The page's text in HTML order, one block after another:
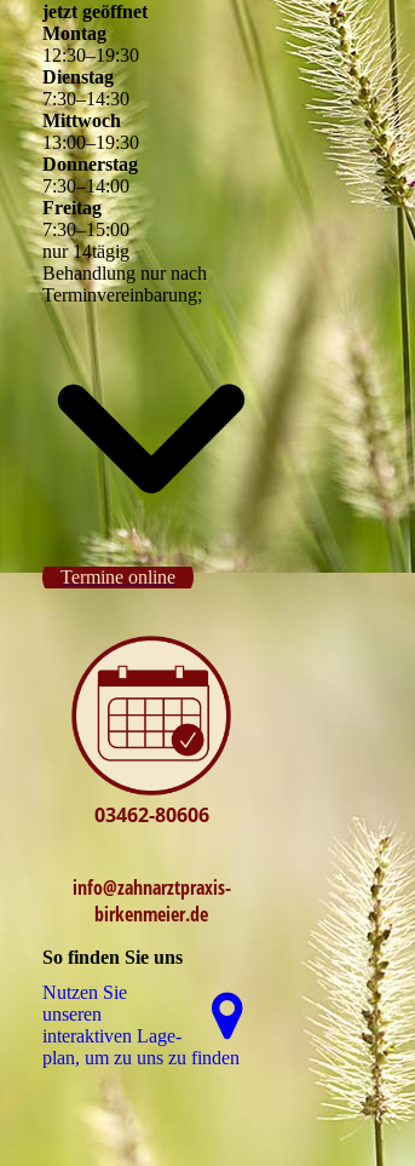
jetzt geöffnet
Montag
12:30–19:30
Dienstag
7:30–14:30
Mittwoch
13:00–19:30
Donnerstag
7:30–14:00
Freitag
7:30–15:00
nur 14tägig
Behandlung nur nach
Terminvereinbarung;
Termine online
03462-80606
info@zahnarztpraxis-
birkenmeier.de
So finden Sie uns
Nutzen Sie
unseren
interaktiven La­ge­
plan, um zu uns zu finden